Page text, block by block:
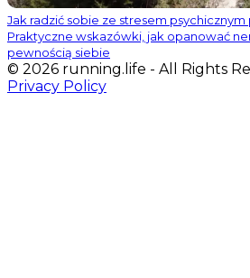
Jak radzić sobie ze stresem
Praktyczne wskazówki, jak opanować
pewnością siebie
© 2026 running.life - All Rights
Privacy Policy